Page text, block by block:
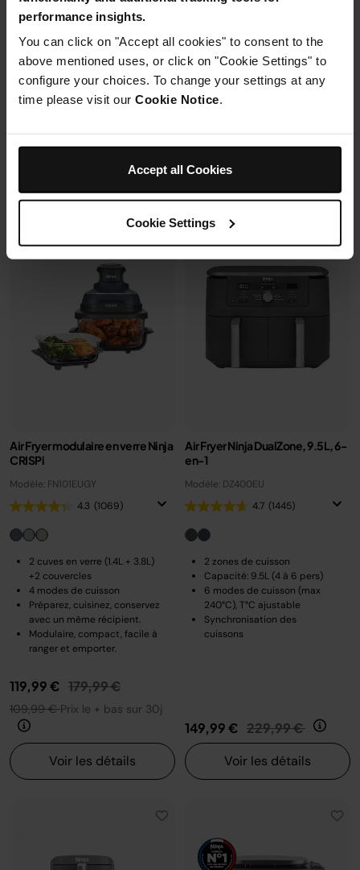
performance insights.
You can click on "Accept all cookies" to consent to the
above mentioned uses, or click on "Cookie Settings" to
configure your choices. To change your settings at any
time please visit our Cookie Notice.
Accept all Cookies
Cookie Settings
6 modes de cuisson (max
Synchronisation des
cuissons
179,99 € Prix réduit de
269,99 €au
Voir les détails
Fonctions Espresso et Café
filtre (dont Cold Brew)
Ajouter au panier
Air Fryer modulaire en verre Ninja
CRISPi
Modèle: FN101EUGY
4.3 (1069)
2 cuves en verre (1.4L + 3.8L)
+2 couvercles
4 modes de cuisson
Préparez, cuisinez, conservez
avec un même récipient.
Modulaire, compact, facile à
ranger et emporter.
119,99 € Prix réduit de
179,99 €au
109,99 €Prix le + bas sur 30j
Voir les détails
Air Fryer Ninja DualZone, 9.5L, 6-
en-1
Modèle: DZ400EU
4.7 (1445)
2 zones de cuisson
Capacité: 9.5L (4 à 6 pers)
6 modes de cuisson (max
240°C), T°C ajustable
Synchronisation des
cuissons
149,99 € Prix réduit de
229,99 € au
Voir les détails